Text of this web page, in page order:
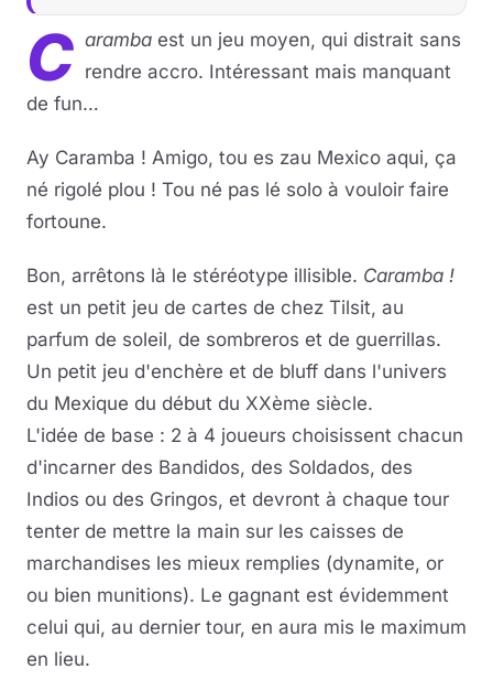
C aramba est un jeu moyen, qui distrait sans
rendre accro. Intéressant mais manquant
de fun…
Ay Caramba ! Amigo, tou es zau Mexico aqui, ça
né rigolé plou ! Tou né pas lé solo à vouloir faire
fortoune.
Bon, arrêtons là le stéréotype illisible. Caramba !
est un petit jeu de cartes de chez Tilsit, au
parfum de soleil, de sombreros et de guerrillas.
Un petit jeu d'enchère et de bluff dans l'univers
du Mexique du début du XXème siècle.
L'idée de base : 2 à 4 joueurs choisissent chacun
d'incarner des Bandidos, des Soldados, des
Indios ou des Gringos, et devront à chaque tour
tenter de mettre la main sur les caisses de
marchandises les mieux remplies (dynamite, or
ou bien munitions). Le gagnant est évidemment
celui qui, au dernier tour, en aura mis le maximum
en lieu.